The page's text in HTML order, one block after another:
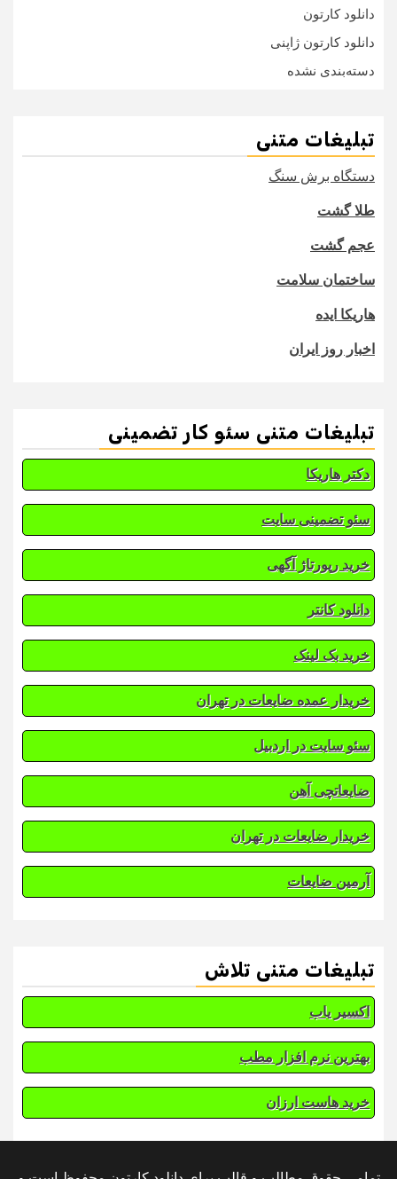
دانلود کارتون
دانلود کارتون ژاپنی
دسته‌بندی نشده
تبلیغات متنی
دستگاه برش سنگ
طلا گشت
عجم گشت
ساختمان سلامت
هاریکا ایده
اخبار روز ایران
تبلیغات متنی سئو کار تضمینی
دکتر هاریکا
سئو تضمینی سایت
خرید رپورتاژ آگهی
دانلود کانتر
خرید بک لینک
خریدار عمده ضایعات در تهران
سئو سایت در اردبیل
ضایعاتچی آهن
خریدار ضایعات در تهران
آرمین ضایعات
تبلیغات متنی تلاش
اکسیر یاب
بهترین نرم افزار مطب
خرید هاست ارزان